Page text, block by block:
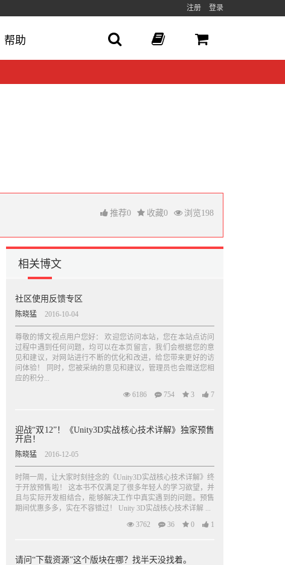
注册 登录
帮助
推荐0 收藏0 浏览198
相关博文
社区使用反馈专区
陈晓猛 2016-10-04
尊敬的博文视点用户您好： 欢迎您访问本站，您在本站点访问
过程中遇到任何问题，均可以在本页留言，我们会根据您的意
见和建议，对网站进行不断的优化和改进，给您带来更好的访
问体验！ 同时，您被采纳的意见和建议，管理员也会赠送您相
应的积分...
6186
754 3 7
迎战“双12”！《Unity3D实战核心技术详解》独家预售
开启！
陈晓猛 2016-12-05
时隔一周，让大家时刻挂念的《Unity3D实战核心技术详解》终
于开放预售啦！ 这本书不仅满足了很多年轻人的学习欲望，并
且与实际开发相结合，能够解决工作中真实遇到的问题。预售
期间优惠多多，实在不容错过！ Unity 3D实战核心技术详解 ...
3762
36 0 1
请问“下载资源”这个版块在哪？找半天没找着。